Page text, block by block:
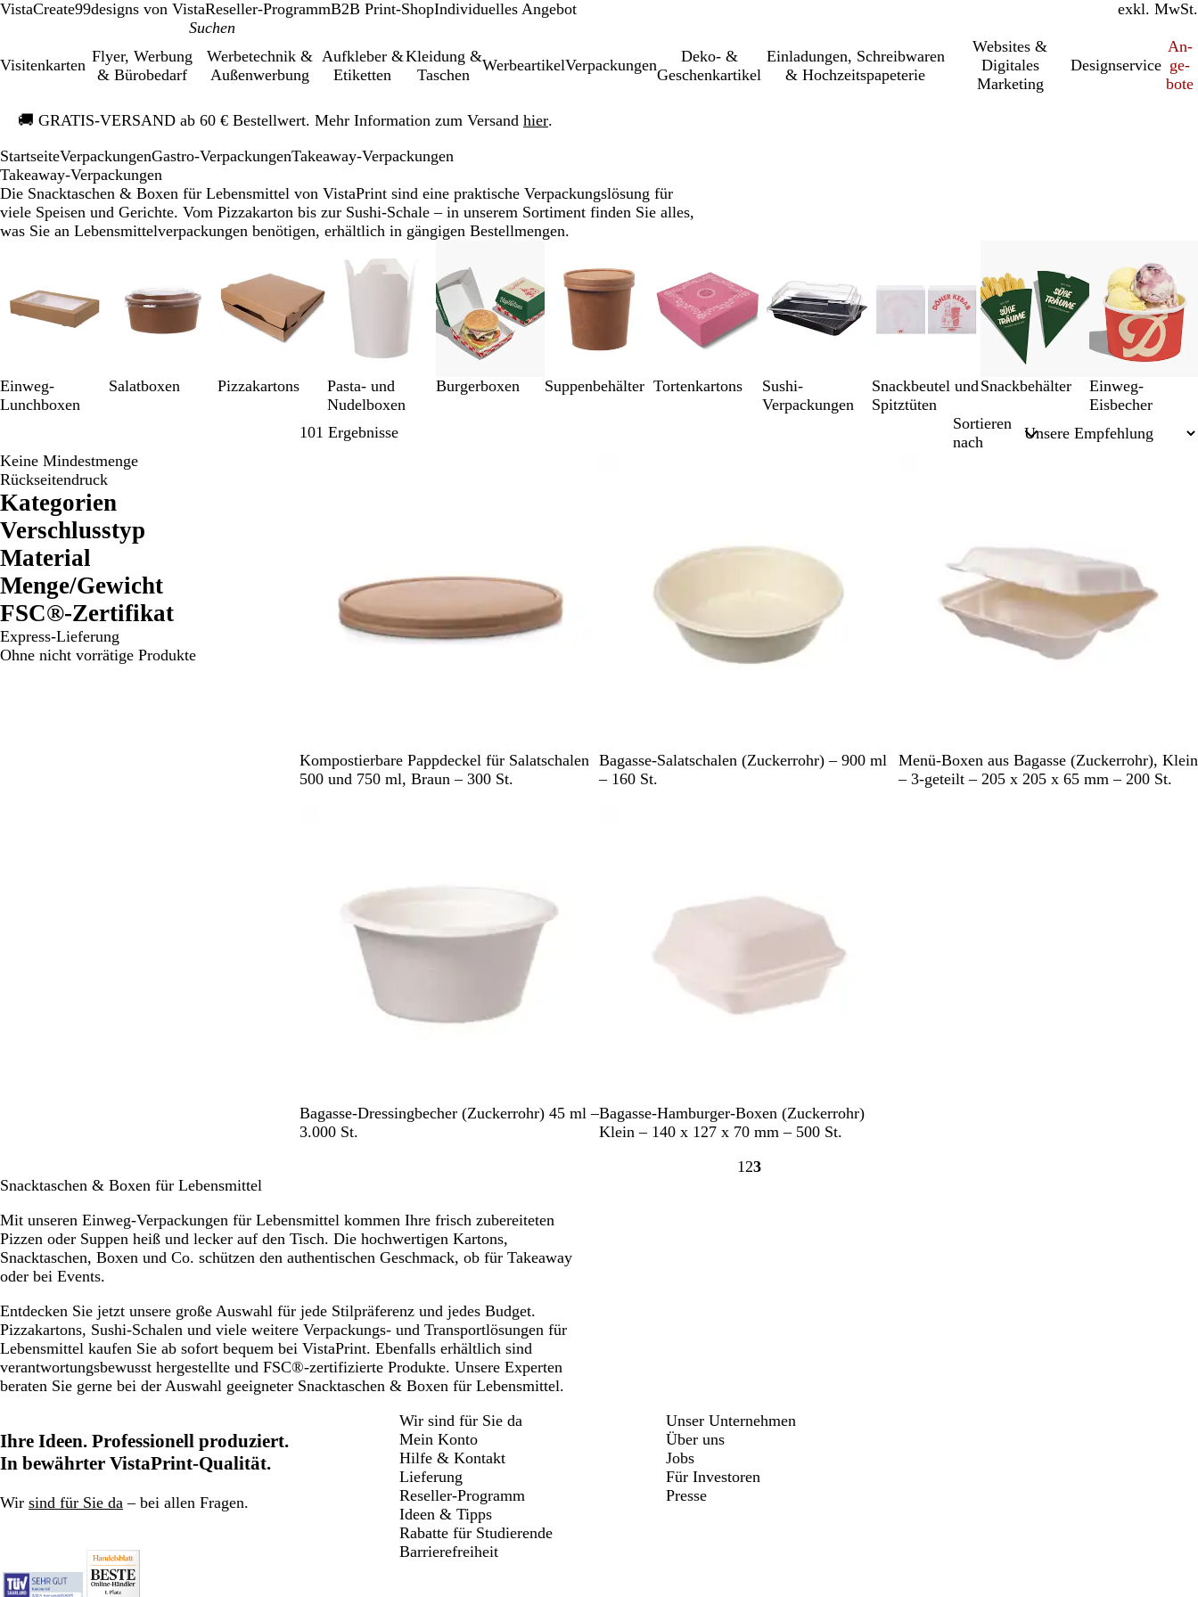
VistaCreate99designs von VistaReseller-ProgrammB2B Print-ShopIndividuelles Angebot inkl. MwSt.
exkl. MwSt.
Visitenkarten
Flyer, Werbung
& Bürobedarf
Werbetechnik &
Außenwerbung
Aufkleber &
Etiketten
Kleidung &
Taschen
WerbeartikelVerpackungen
Deko- &
Geschenkartikel
Einl­a­dung­en, Schreib­wa­ren
& Hochzeitspapeterie
Websites &
Digitales
Marketing
Designservice
An­­
ge­­
bo­­te
🚚 GRATIS-VERSAND ab 60 € Bestellwert. Mehr Information zum Versand hier.
1
StartseiteVerpackungenGastro-VerpackungenTakeaway-Verpackungen
Takeaway-Verpackungen
Die Snacktaschen & Boxen für Lebensmittel von VistaPrint sind eine praktische Verpackungslösung für
viele Speisen und Gerichte. Vom Pizzakarton bis zur Sushi-Schale – in unserem Sortiment finden Sie alles,
was Sie an Lebensmittelverpackungen benötigen, erhältlich in gängigen Bestellmengen.
Einweg-
Lunchboxen
Salatboxen Pizzakartons
Pasta- und
Nudelboxen
Burgerboxen Suppenbehälter Tortenkartons
Sushi-
Verpackungen
Snackbeutel und
Spitztüten
Snackbehälter
Einweg-
Eisbecher
101 Ergebnisse
Sortieren
nach
Keine Mindestmenge
Rückseitendruck
Kategorien
Verschlusstyp
Material
Menge/Gewicht
FSC®-Zertifikat
Express-Lieferung
Ohne nicht vorrätige Produkte
B
r
Kompostierbare Pappdeckel für Salatschalen
500 und 750 ml, Braun – 300 St.
N
a
Bagasse-Salatschalen (Zuckerrohr) – 900 ml
– 160 St.
W
e
Menü-Boxen aus Bagasse (Zuckerrohr), Klein
– 3-geteilt – 205 x 205 x 65 mm – 200 St.
W
e
Bagasse-Dressingbecher (Zuckerrohr) 45 ml –
3.000 St.
W
e
Bagasse-Hamburger-Boxen (Zuckerrohr)
Klein – 140 x 127 x 70 mm – 500 St.
Gehe
1 Gehe
2Gehe
3
Snacktaschen & Boxen für Lebensmittel
Mit unseren Einweg-Verpackungen für Lebensmittel kommen Ihre frisch zubereiteten
Pizzen oder Suppen heiß und lecker auf den Tisch. Die hochwertigen Kartons,
Snacktaschen, Boxen und Co. schützen den authentischen Geschmack, ob für Takeaway
oder bei Events.
Entdecken Sie jetzt unsere große Auswahl für jede Stilpräferenz und jedes Budget.
Pizzakartons, Sushi-Schalen und viele weitere Verpackungs- und Transportlösungen für
Lebensmittel kaufen Sie ab sofort bequem bei VistaPrint. Ebenfalls erhältlich sind
verantwortungsbewusst hergestellte und FSC®-zertifizierte Produkte. Unsere Experten
beraten Sie gerne bei der Auswahl geeigneter Snacktaschen & Boxen für Lebensmittel.
Ihre Ideen. Professionell produziert.
In bewährter VistaPrint-Qualität.
Wir sind für Sie da – bei allen Fragen.
Wir sind für Sie da
Mein Konto
Hilfe & Kontakt
Lieferung
Reseller-Programm
Ideen & Tipps
Rabatte für Studierende
Barrierefreiheit
Unser Unternehmen
Über uns
Jobs
Für Investoren
Presse